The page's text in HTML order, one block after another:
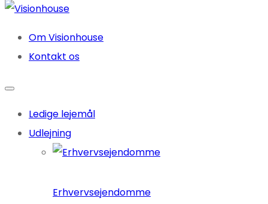
Om Visionhouse
Kontakt os
Ledige lejemål
Udlejning
Erhvervsejendomme